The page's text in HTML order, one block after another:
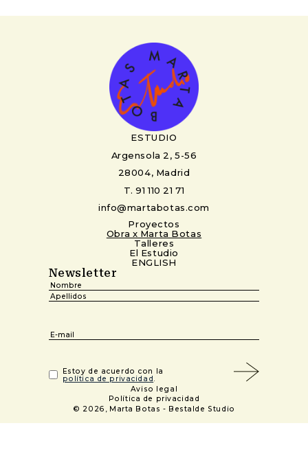
ESTUDIO
Argensola 2, 5-56
28004, Madrid
T. 91 110 21 71
info@martabotas.com
Proyectos
Obra x Marta Botas
Talleres
El Estudio
ENGLISH
Newsletter
Nombre
Nombre
Apellidos
Email(Obligatorio)
(Obligatorio)
Estoy de acuerdo con la
política de privacidad.
Aviso legal
Política de privacidad
© 2026, Marta Botas - Bestalde Studio